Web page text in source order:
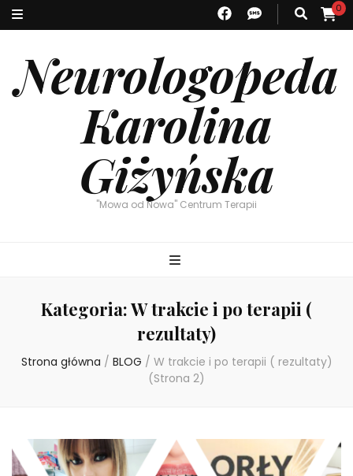
0
Neurologopeda
Karolina
Giżyńska
"Mowa od Nowa" Centrum Terapii
Kategoria:W trakcie i po terapii (
rezultaty)
Strona główna / BLOG / W trakcie i po terapii ( rezultaty)
(Strona 2)